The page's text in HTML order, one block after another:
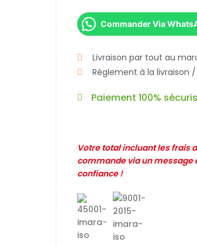
Commander Via
Livraison par tout au
Règlement à la livraison
Paiement 100%
Votre total incluant les frais
commande via un message
confiance !